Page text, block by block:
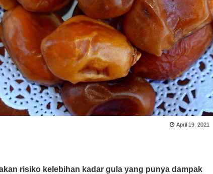
April 19, 2021
risiko kelebihan kadar gula yang punya dampak